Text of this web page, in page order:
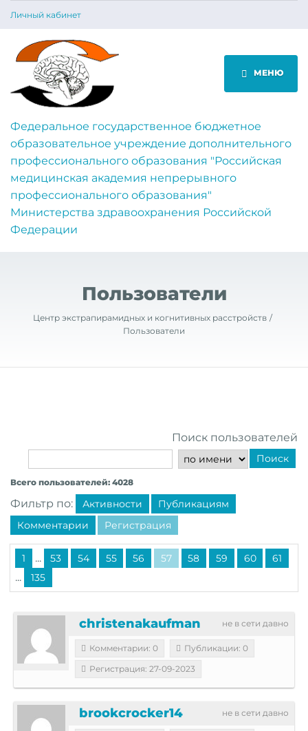
Личный кабинет
МЕНЮ
Федеральное государственное бюджетное
образовательное учреждение дополнительного
профессионального образования "Российская
медицинская академия непрерывного
профессионального образования"
Министерства здравоохранения Российской
Федерации
Пользователи
Центр экстрапирамидных и когнитивных расстройств
Пользователи
Поиск пользователей
Поиск
Всего пользователей: 4028
Фильтр по: Активности
Публикациям
Комментарии
Регистрация
1 ... 53 54 55 56 57 58 59 60 61
... 135
не в сети давно
christenakaufman
Комментарии: 0
Публикации: 0
Регистрация: 27-09-2023
не в сети давно
brookcrocker14